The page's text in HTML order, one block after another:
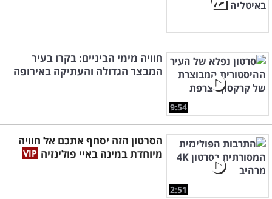
9:54
חוויה מימי הביניים: בקרו בעיר
המבצר הגדולה והעתיקה באירופה
2:51
הסרטון הזה יסחף אתכם אל חוויה
מיוחדת במינה באיי פולינזיה